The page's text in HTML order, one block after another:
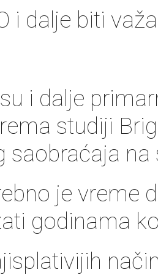
i dalje biti
i dalje
studiji
saobraćaja na
je vreme
godinama